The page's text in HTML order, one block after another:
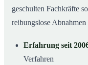
geschulten Fachkräfte
reibungslose
Erfahrung seit
Verfahren